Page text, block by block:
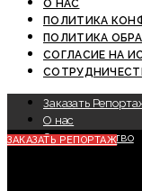
О НАС
ПОЛИТИКА
ПОЛИТИКА
СОГЛАСИЕ НА
Заказать
О нас
Сотрудничество
ЗАКАЗАТЬ РЕПОРТАЖ